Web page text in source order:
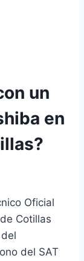
un
en
Oficial
Cotillas
del SAT